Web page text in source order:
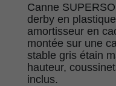
Canne
derby en
amortisseur en
montée sur une
stable gris étain
hauteur,
inclus.